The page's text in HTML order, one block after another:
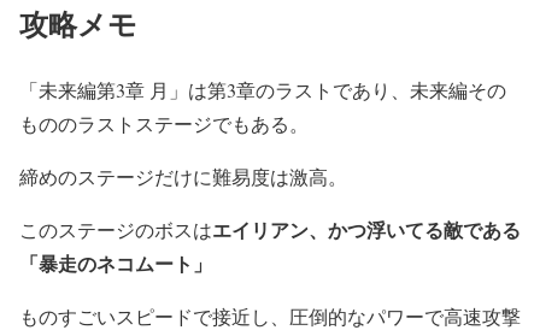
攻略メモ
「未来編第3章 月」は第3章のラストであり、未来編その
もののラストステージでもある。
締めのステージだけに難易度は激高。
このステージのボスはエイリアン、かつ浮いてる敵である
「暴走のネコムート」
ものすごいスピードで接近し、圧倒的なパワーで高速攻撃